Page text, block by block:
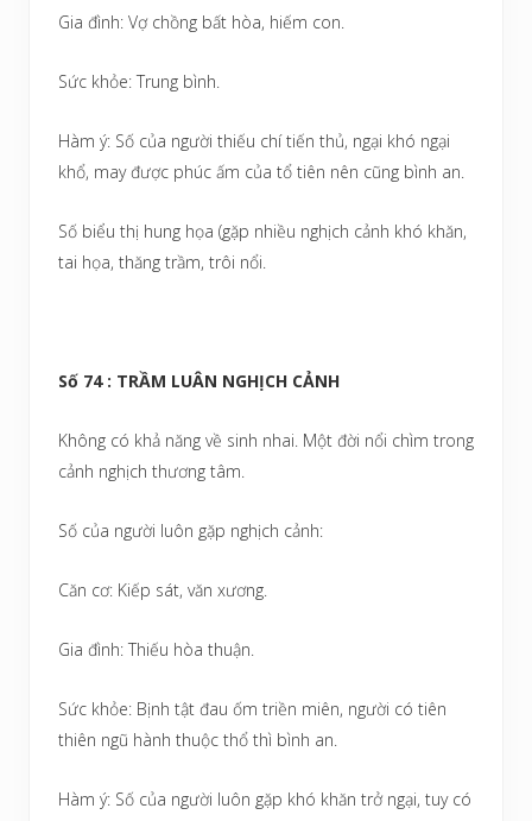
Gia đình: Vợ chồng bất hòa, hiếm con.
Sức khỏe: Trung bình.
Hàm ý: Số của người thiếu chí tiến thủ, ngại khó ngại
khổ, may được phúc ấm của tổ tiên nên cũng bình an.
Số biểu thị hung họa (gặp nhiều nghịch cảnh khó khăn,
tai họa, thăng trầm, trôi nổi.
Số 74 : TRẦM LUÂN NGHỊCH CẢNH
Không có khả năng về sinh nhai. Một đời nổi chìm trong
cảnh nghịch thương tâm.
Số của người luôn gặp nghịch cảnh:
Căn cơ: Kiếp sát, văn xương.
Gia đình: Thiếu hòa thuận.
Sức khỏe: Bịnh tật đau ốm triền miên, người có tiên
thiên ngũ hành thuộc thổ thì bình an.
Hàm ý: Số của người luôn gặp khó khăn trở ngại, tuy có